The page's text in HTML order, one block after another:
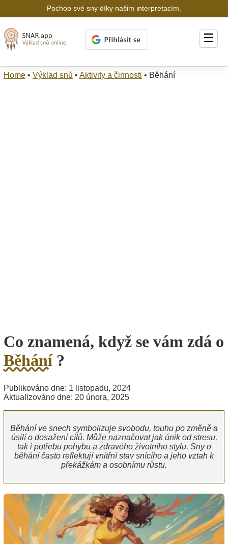
Pochop své sny díky našim interpretacím.
☰
Home • Výklad snů • Aktivity a činnosti • Běhání
Co znamená, když se vám zdá o
Běhání?
Publikováno dne: 1 listopadu, 2024
Aktualizováno dne: 20 února, 2025
Běhání ve snech symbolizuje svobodu, touhu po změně a
úsilí o dosažení cílů. Může naznačovat jak únik od stresu,
tak i potřebu pohybu a zdravého životního stylu. Sny o
běhání často reflektují vnitřní stav snícího a jeho vztah k
překážkám a osobnímu růstu.